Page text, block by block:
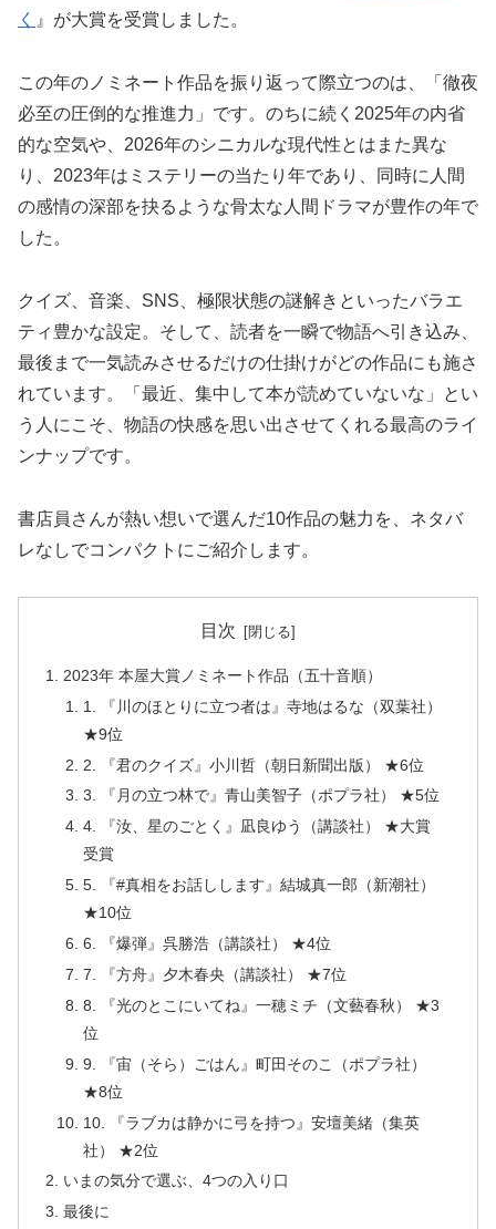
く 』が大賞を受賞しました。
この年のノミネート作品を振り返って際立つのは、「徹夜
必至の圧倒的な推進力」です。のちに続く2025年の内省
的な空気や、2026年のシニカルな現代性とはまた異な
り、2023年はミステリーの当たり年であり、同時に人間
の感情の深部を抉るような骨太な人間ドラマが豊作の年で
した。
クイズ、音楽、SNS、極限状態の謎解きといったバラエ
ティ豊かな設定。そして、読者を一瞬で物語へ引き込み、
最後まで一気読みさせるだけの仕掛けがどの作品にも施さ
れています。「最近、集中して本が読めていないな」とい
う人にこそ、物語の快感を思い出させてくれる最高のライ
ンナップです。
書店員さんが熱い想いで選んだ10作品の魅力を、ネタバ
レなしでコンパクトにご紹介します。
目次
2023年 本屋大賞ノミネート作品（五十音順）
1. 『川のほとりに立つ者は』寺地はるな（双葉社）
★9位
2. 『君のクイズ』小川哲（朝日新聞出版） ★6位
3. 『月の立つ林で』青山美智子（ポプラ社） ★5位
4. 『汝、星のごとく』凪良ゆう（講談社） ★大賞
受賞
5. 『#真相をお話しします』結城真一郎（新潮社）
★10位
6. 『爆弾』呉勝浩（講談社） ★4位
7. 『方舟』夕木春央（講談社） ★7位
8. 『光のとこにいてね』一穂ミチ（文藝春秋） ★3
位
9. 『宙（そら）ごはん』町田そのこ（ポプラ社）
★8位
10. 『ラブカは静かに弓を持つ』安壇美緒（集英
社） ★2位
いまの気分で選ぶ、4つの入り口
最後に